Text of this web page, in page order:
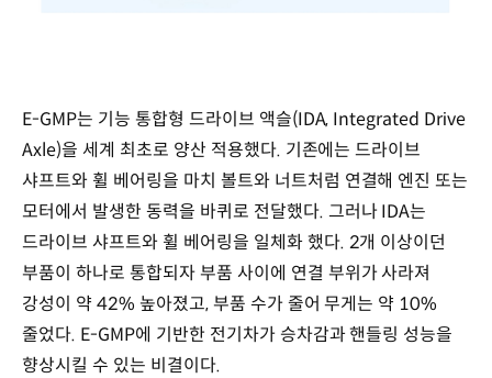
E-GMP는 기능 통합형 드라이브 액슬(IDA, Integrated Drive
Axle)을 세계 최초로 양산 적용했다. 기존에는 드라이브
샤프트와 휠 베어링을 마치 볼트와 너트처럼 연결해 엔진 또는
모터에서 발생한 동력을 바퀴로 전달했다. 그러나 IDA는
드라이브 샤프트와 휠 베어링을 일체화 했다. 2개 이상이던
부품이 하나로 통합되자 부품 사이에 연결 부위가 사라져
강성이 약 42% 높아졌고, 부품 수가 줄어 무게는 약 10%
줄었다. E-GMP에 기반한 전기차가 승차감과 핸들링 성능을
향상시킬 수 있는 비결이다.